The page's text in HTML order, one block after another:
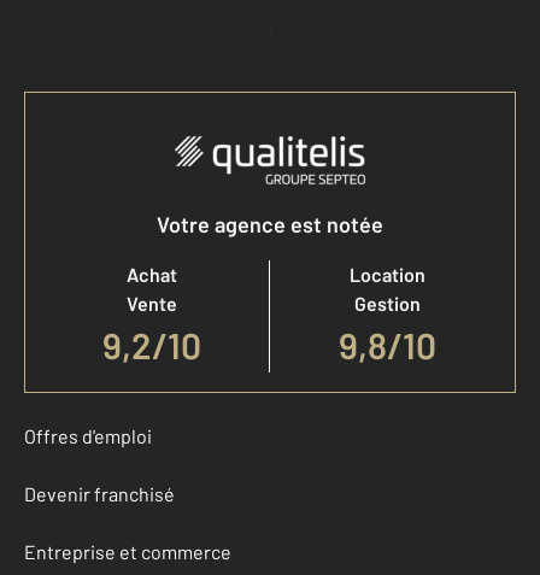
Accéder à mon compte
Votre agence est notée
Achat
Vente
9,2/10
Location
Gestion
9,8/10
Offres d'emploi
Devenir franchisé
Entreprise et commerce